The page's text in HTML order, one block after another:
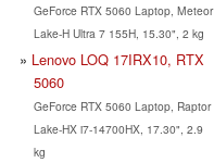
GeForce RTX 5060 Laptop, Meteor
Lake-H Ultra 7 155H, 15.30", 2 kg
Lenovo LOQ 17IRX10, RTX
5060
GeForce RTX 5060 Laptop, Raptor
Lake-HX i7-14700HX, 17.30", 2.9
kg